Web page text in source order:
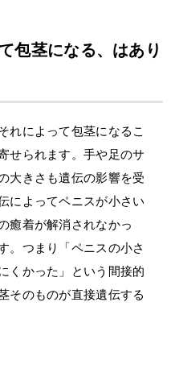
包茎になる、はあり
れによって包茎になるこ
せられます。手や足のサ
大きさも遺伝の影響を受
によってペニスが小さい
癒着が解消されなかっ
。つまり「ペニスの小さ
くかった」という間接的
そのものが直接遺伝する